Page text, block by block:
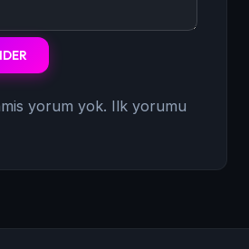
yorum yok. Ilk yorumu